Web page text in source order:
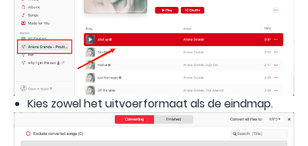
Kies zowel het uitvoerformaat als de eindmap.